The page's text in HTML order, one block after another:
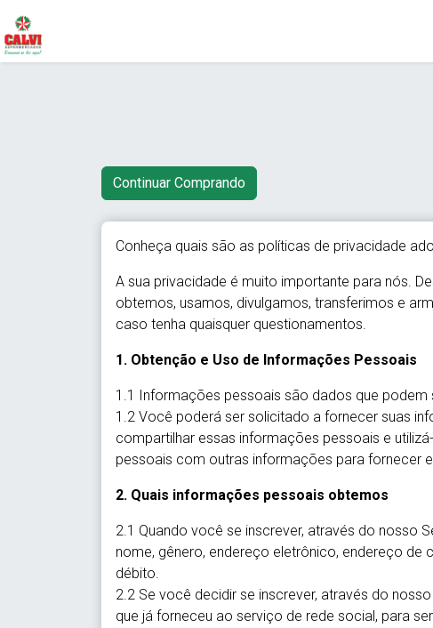
Conheça quais são as políticas de privacidade
A sua privacidade é muito importante para nós.
obtemos, usamos, divulgamos, transferimos e
caso tenha quaisquer questionamentos.
1. Obtenção e Uso de Informações Pessoais
1.1 Informações pessoais são dados que
1.2 Você poderá ser solicitado a fornecer suas
compartilhar essas informações pessoais e
pessoais com outras informações para fornecer
2. Quais informações pessoais obtemos
2.1 Quando você se inscrever, através do nosso
nome, gênero, endereço eletrônico, endereço
débito.
2.2 Se você decidir se inscrever, através do
que já forneceu ao serviço de rede social, para